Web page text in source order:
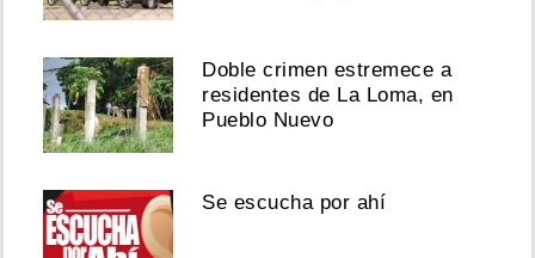
Doble crimen estremece a
residentes de La Loma, en
Pueblo Nuevo
Se escucha por ahí